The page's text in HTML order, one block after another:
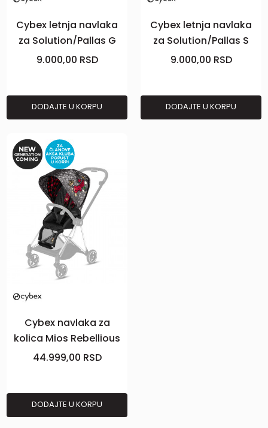
Cybex letnja navlaka
za Solution/Pallas G
Bela
9.000,00 RSD
DODAJTE U KORPU
Cybex letnja navlaka
za Solution/Pallas S
Beige
9.000,00 RSD
DODAJTE U KORPU
Cybex navlaka za
kolica Mios Rebellious
44.999,00 RSD
DODAJTE U KORPU